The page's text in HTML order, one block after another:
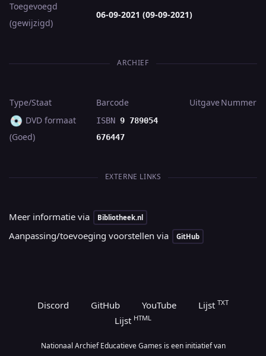
Toegevoegd
(gewijzigd)
06-09-2021 (09-09-2021)
ARCHIEF
Type/Staat Barcode UitgaveNummer
💿 DVD formaat
(Goed)
ISBN 9 789054
676447
EXTERNE LINKS
Meer informatie via Bibliotheek.nl
Aanpassing/toevoeging voorstellen via GitHub
Discord GitHub YouTube Lijst TXT
Lijst HTML
Nationaal Archief Educatieve Games is een initiatief van